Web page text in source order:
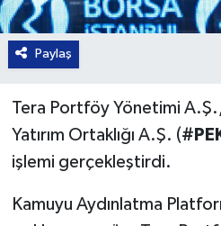
Paylaş
Tera Portföy Yönetimi
Yatırım Ortaklığı A.Ş. (
işlemi gerçekleştirdi.
Kamuyu Aydınlatma